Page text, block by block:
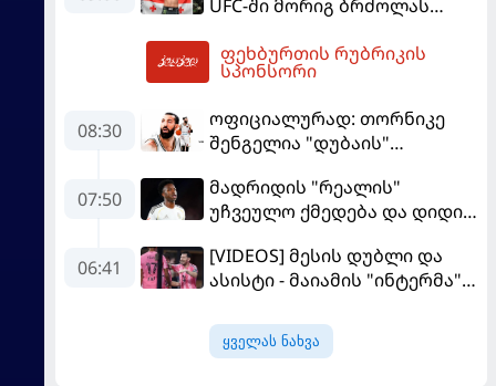
UFC-ში მორიგ ბრძოლას
ფეხბურთის რუბრიკის
სპონსორი
08:30
ოფიციალურად: თორნიკე
შენგელია "დუბაის"
07:50
მადრიდის "რეალის"
უჩვეულო ქმედება და დიდი
მომავალი გადაწყდა
06:41
[VIDEOS] მესის დუბლი და
ასისტი - მაიამის "ინტერმა"
ყველას ნახვა